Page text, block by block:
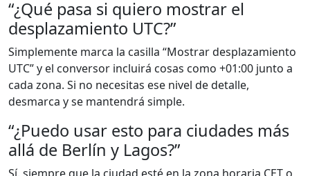
“¿Qué pasa si quiero mostrar el
desplazamiento UTC?”
Simplemente marca la casilla “Mostrar desplazamiento
UTC” y el conversor incluirá cosas como +01:00 junto a
cada zona. Si no necesitas ese nivel de detalle,
desmarca y se mantendrá simple.
“¿Puedo usar esto para ciudades más
allá de Berlín y Lagos?”